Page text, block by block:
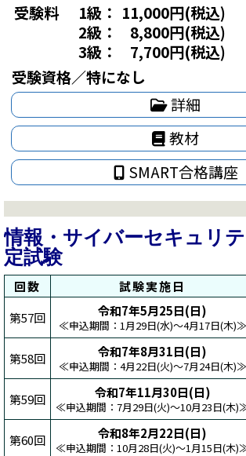
受験料 1級： 11,000円(税込)
2級：
8,800円(税込)
3級：
7,700円(税込)
受験資格／特になし
詳細
教材
SMART合格講座
情報・サイバーセキュリ
定試験
回数
試験実施日
第57回
令和7年5月25日(日)
≪申込期間：1月29日(水)～4月17日(木)≫
第58回 令和7年8月31日(日)
≪申込期間：4月22日(火)～7月24日(木)≫
第59回 令和7年11月30日(日)
≪申込期間：7月29日(火)～10月23日(木
第60回 令和8年2月22日(日)
≪申込期間：10月28日(火)～1月15日(木